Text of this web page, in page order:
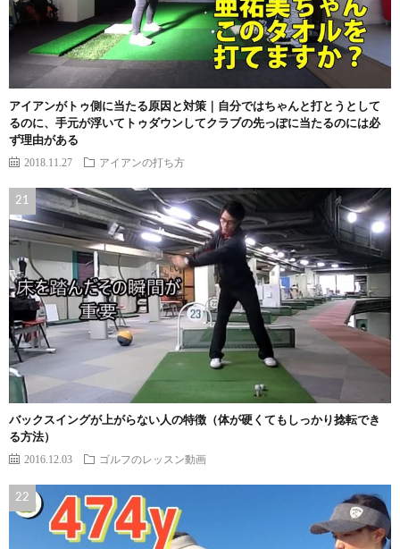
アイアンがトゥ側に当たる原因と対策｜自分ではちゃんと打とうとして
るのに、手元が浮いてトゥダウンしてクラブの先っぽに当たるのには必
ず理由がある
2018.11.27 アイアンの打ち方
バックスイングが上がらない人の特徴（体が硬くてもしっかり捻転でき
る方法）
2016.12.03 ゴルフのレッスン動画